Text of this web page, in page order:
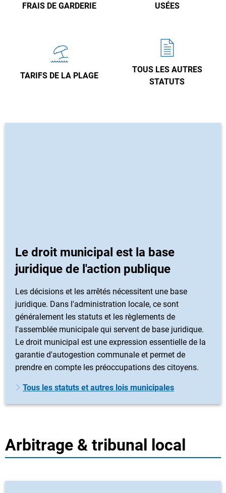
FRAIS DE GARDERIE
USÉES
TARIFS DE LA PLAGE
TOUS LES AUTRES
STATUTS
Le droit municipal est la base
juridique de l'action publique
Les décisions et les arrêtés nécessitent une base
juridique. Dans l'administration locale, ce sont
généralement les statuts et les règlements de
l'assemblée municipale qui servent de base juridique.
Le droit municipal est une expression essentielle de la
garantie d'autogestion communale et permet de
prendre en compte les préoccupations des citoyens.
Tous les statuts et autres lois municipales
Arbitrage & tribunal local